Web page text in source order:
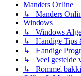
Manders Online
↳ Manders
Windows
↳ Windows
↳ Handige Tips
↳ Handige
↳ Veel gestelde
↳ Rommel